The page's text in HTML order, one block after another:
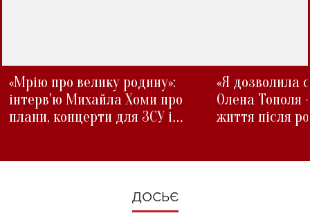
«Мрію про велику родину»:
інтерв'ю Михайла Хоми про
плани, концерти для ЗСУ і
«Я дозволила
Олена Тополя
життя після
ДОСЬЄ